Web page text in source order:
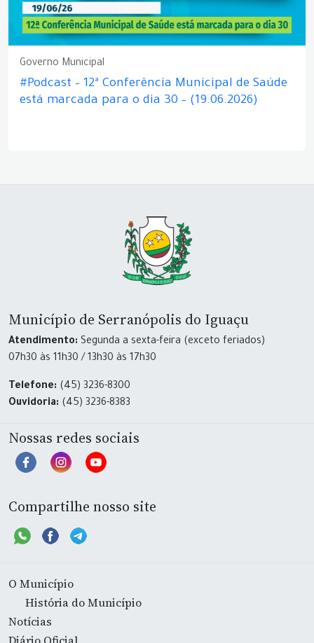
Governo Municipal
#Podcast – 12ª Conferência Municipal de Saúde
está marcada para o dia 30 – (19.06.2026)
Município de Serranópolis do Iguaçu
Atendimento: Segunda a sexta-feira (exceto feriados)
07h30 às 11h30 / 13h30 às 17h30
Telefone: (45) 3236-8300
Ouvidoria: (45) 3236-8383
Nossas redes sociais
Compartilhe nosso site
O Município
História do Município
Notícias